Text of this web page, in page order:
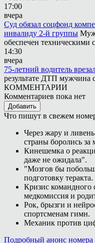
17:00
вчера
Суд обязал соцфонд
инвалиду 2-й группы
обеспечен техническими
14:30
вчера
75-летний водитель
результате ДТП мужчина
КОММЕНТАРИИ
Комментариев пока нет
Добавить
Что пишут в свежем
Через жару и
страны боролись
Кинешемка о
даже не ожидала".
"Мозгов бы
подготовку теракта.
Кризис
медкомиссия и
Рок, брызги и
спортсменам гимн.
Механик против
Подробный анонс номера